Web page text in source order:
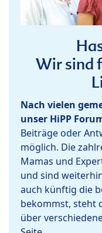
Wir sind
Nach vielen
unser HiPP
Beiträge oder
möglich. Die
Mamas und
und sind
auch künftig die
bekommst, steht
über